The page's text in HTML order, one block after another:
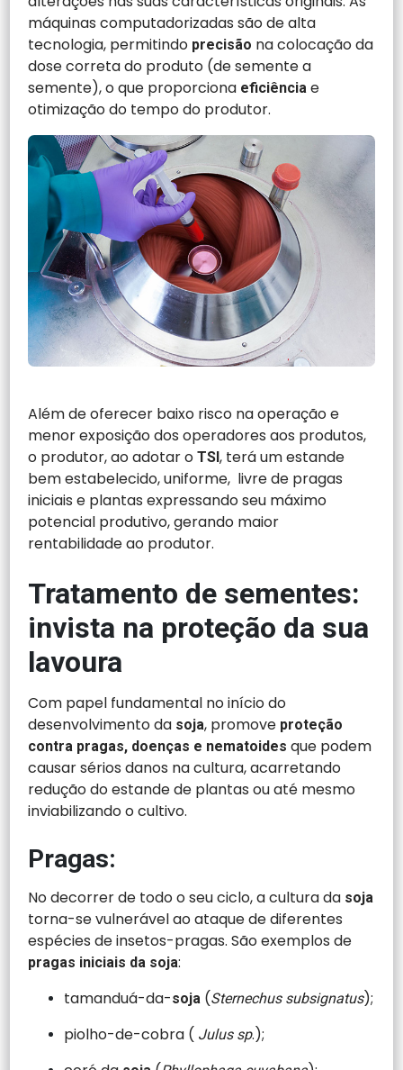
máquinas computadorizadas são de alta
tecnologia, permitindo precisão na colocação da
dose correta do produto (de semente a
semente), o que proporciona eficiênciae
otimização do tempo do produtor.
Além de oferecer baixo risco na operação e
menor exposição dos operadores aos produtos,
o produtor, ao adotar oTSI, terá um estande
bem estabelecido, uniforme, livre de pragas
iniciais e plantas expressando seu máximo
potencial produtivo, gerando maior
rentabilidade ao produtor.
Tratamento de sementes:
invista na proteção da sua
lavoura
Com papel fundamental no início do
desenvolvimento da soja, promove proteção
contra pragas, doenças e nematoides que podem
causar sérios danos na cultura, acarretando
redução do estande de plantas ou até mesmo
inviabilizando o cultivo.
Pragas:
No decorrer de todo o seu ciclo, a cultura da soja
torna-se vulnerável ao ataque de diferentes
espécies de insetos-pragas. São exemplos de
pragas iniciais da soja:
tamanduá-da-soja (Sternechus subsignatus);
piolho-de-cobra ( Julus sp.);